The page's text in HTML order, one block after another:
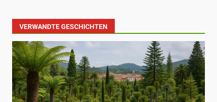
VERWANDTE GESCHICHTEN